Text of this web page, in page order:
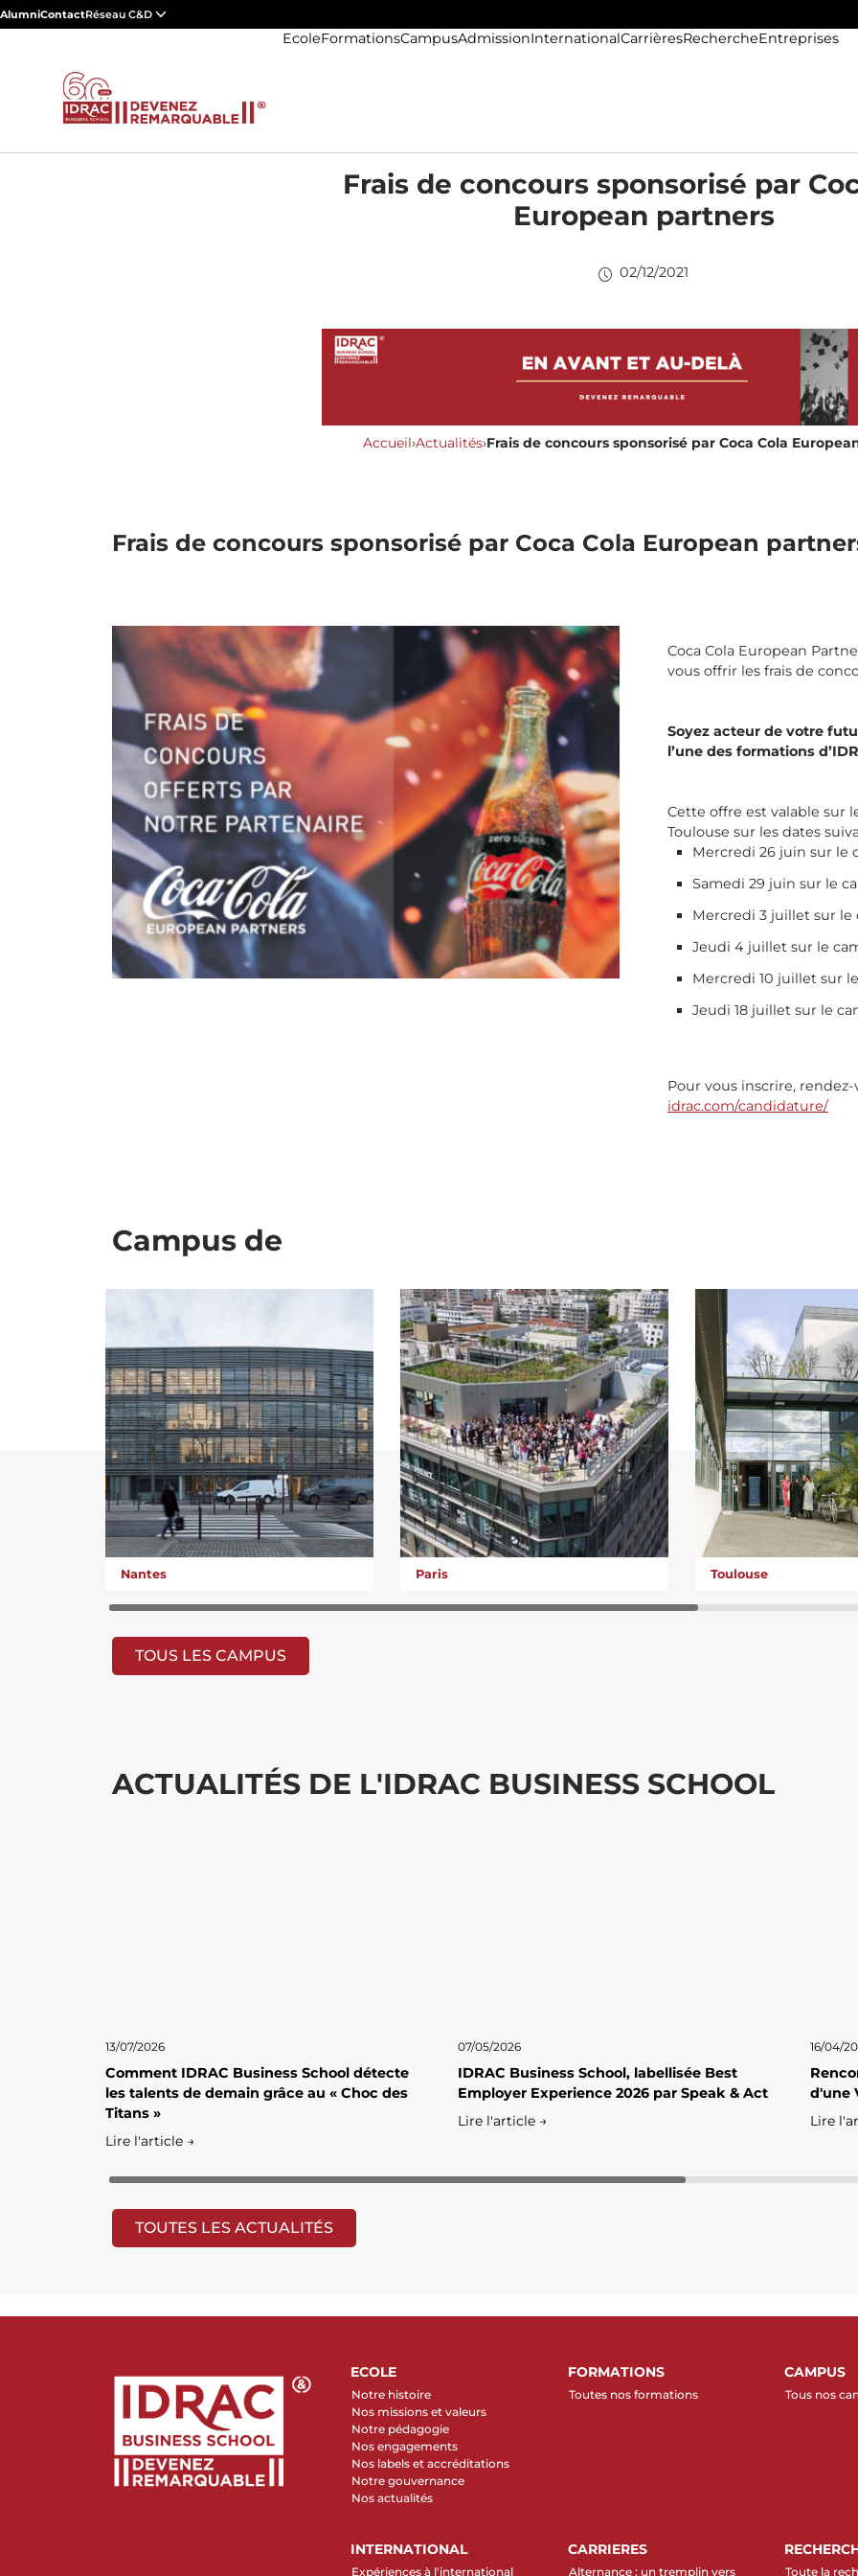
AlumniContactRéseau C&D
EcoleFormationsCampusAdmissionInternationalCarrièresRechercheEntreprises
Frais de concours sponsorisé par
European partners
02/12/2021
Accueil›Actualités›Frais de concours sponsorisé par Coca Cola
Frais de concours sponsorisé par Coca Cola European
Coca Cola European
vous offrir les frais de
Soyez acteur de votre
l’une des formations
Cette offre est valable sur
Toulouse sur les dates
Mercredi 26 juin sur le
Samedi 29 juin sur le
Mercredi 3 juillet sur le
Jeudi 4 juillet sur le
Mercredi 10 juillet sur
Jeudi 18 juillet sur le
Pour vous inscrire,
idrac.com/candidature/
Campus de
Nantes Paris Toulouse
TOUS LES CAMPUS
ACTUALITÉS DE L'IDRAC BUSINESS SCHOOL
13/07/2026
Comment IDRAC Business School détecte
les talents de demain grâce au « Choc des
Titans »
Lire l'article →
07/05/2026
IDRAC Business School, labellisée Best
Employer Experience 2026 par Speak & Act
Lire l'article →
16/04/
d'une
Lire
TOUTES LES ACTUALITÉS
ECOLE
Notre histoire
Nos missions et valeurs
Notre pédagogie
Nos engagements
Nos labels et accréditations
Notre gouvernance
Nos actualités
FORMATIONS
Toutes nos formations
CAMPUS
Tous nos
INTERNATIONAL
Expériences à l'international
CARRIERES
Alternance : un tremplin vers Toute la